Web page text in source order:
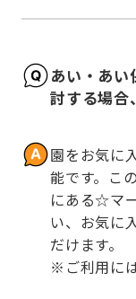
あい・あ
討する場合
園をお気に
能です。こ
にある☆マ
い、お気に
だけます。
※ご利用に